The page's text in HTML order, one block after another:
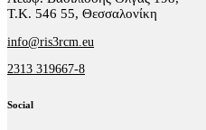
Τ.Κ. 546 55, Θεσσαλονίκη
info@ris3rcm.eu
2313 319667-8
Social